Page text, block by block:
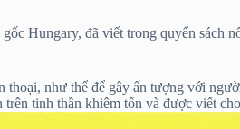
Hungary, đã viết trong quyển sách
như thể để gây ấn tượng với
tinh thần khiêm tốn và được viết